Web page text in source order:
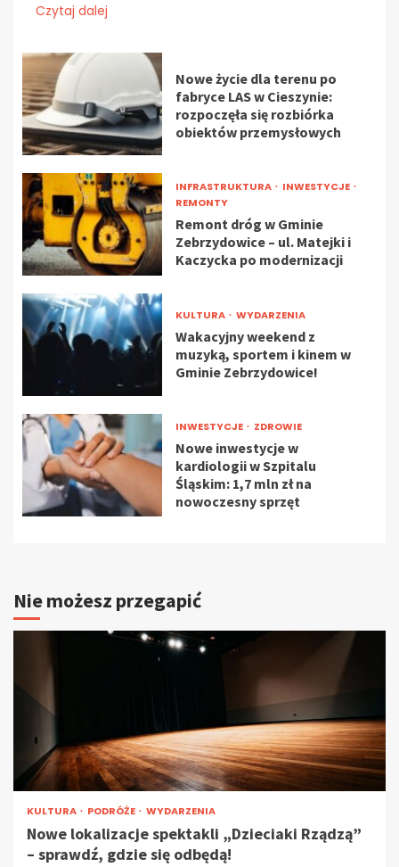
Czytaj dalej
Nowe życie dla terenu po
fabryce LAS w Cieszynie:
rozpoczęła się rozbiórka
obiektów przemysłowych
INFRASTRUKTURA
INWESTYCJE
REMONTY
Remont dróg w Gminie
Zebrzydowice – ul. Matejki i
Kaczycka po modernizacji
KULTURA WYDARZENIA
Wakacyjny weekend z
muzyką, sportem i kinem w
Gminie Zebrzydowice!
INWESTYCJE ZDROWIE
Nowe inwestycje w
kardiologii w Szpitalu
Śląskim: 1,7 mln zł na
nowoczesny sprzęt
Nie możesz przegapić
KULTURA PODRÓŻE WYDARZENIA
Nowe lokalizacje spektakli „Dzieciaki Rządzą”
– sprawdź, gdzie się odbędą!